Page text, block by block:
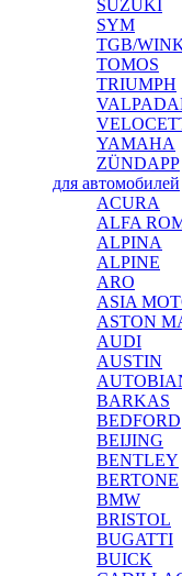
SUZUKI
SYM
TGB/
TOMOS
TRIUMPH
YAMAHA
ZÜNDAPP
для автомобилей
ACURA
ALFA
ALPINA
ALPINE
ARO
ASIA
ASTON
AUDI
AUSTIN
BARKAS
BEDFORD
BEIJING
BENTLEY
BERTONE
BMW
BRISTOL
BUGATTI
BUICK